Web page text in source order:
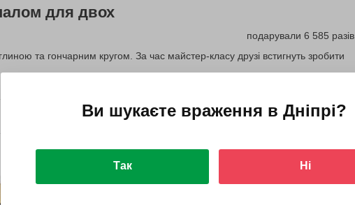
для двох
подарували 6 585 разів
та гончарним кругом. За час майстер-класу друзі встигнуть зробити
Купити для себе Подарувати
Ви шукаєте враження в Дніпрі?
Так Ні